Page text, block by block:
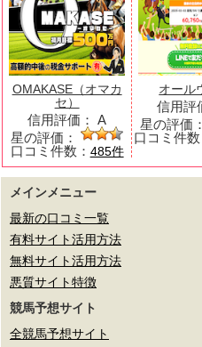
OMAKASE（オマカ
セ）
信用評価： A
星の評価：
口コミ件数： 485件
オール
信用評
星の評価：
口コミ件数
メインメニュー
最新の口コミ一覧
有料サイト活用方法
無料サイト活用方法
悪質サイト特徴
競馬予想サイト
全競馬予想サイト